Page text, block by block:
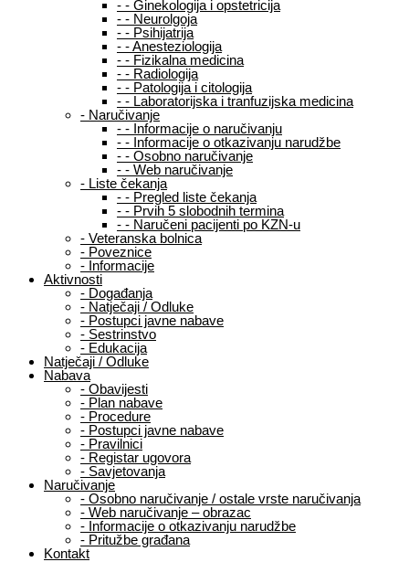
- - Ginekologija i opstetricija
- - Neurolgoja
- - Psihijatrija
- -Anesteziologija
- - Fizikalna medicina
- - Radiologija
- - Patologija i citologija
- - Laboratorijska i tranfuzijska medicina
- Naručivanje
- - Informacije o naručivanju
- - Informacije o otkazivanju narudžbe
- - Osobno naručivanje
- - Web naručivanje
- Liste čekanja
- - Pregled liste čekanja
- - Prvih 5 slobodnih termina
- - Naručeni pacijenti po KZN-u
- Veteranska bolnica
- Poveznice
- Informacije
Aktivnosti
- Događanja
- Natječaji / Odluke
- Postupci javne nabave
- Sestrinstvo
- Edukacija
Natječaji / Odluke
Nabava
- Obavijesti
- Plan nabave
- Procedure
- Postupci javne nabave
- Pravilnici
- Registar ugovora
- Savjetovanja
Naručivanje
- Osobno naručivanje / ostale vrste naručivanja
- Web naručivanje – obrazac
- Informacije o otkazivanju narudžbe
- Pritužbe građana
Kontakt